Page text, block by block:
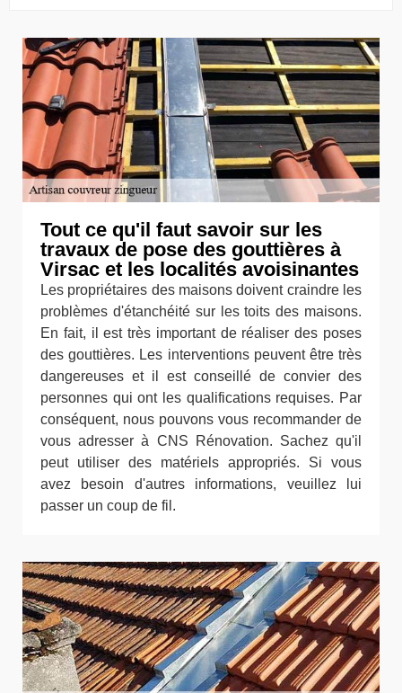
Tout ce qu'il faut savoir sur les
travaux de pose des gouttières à
Virsac et les localités avoisinantes
Les propriétaires des maisons doivent craindre les
problèmes d'étanchéité sur les toits des maisons.
En fait, il est très important de réaliser des poses
des gouttières. Les interventions peuvent être très
dangereuses et il est conseillé de convier des
personnes qui ont les qualifications requises. Par
conséquent, nous pouvons vous recommander de
vous adresser à CNS Rénovation. Sachez qu'il
peut utiliser des matériels appropriés. Si vous
avez besoin d'autres informations, veuillez lui
passer un coup de fil.